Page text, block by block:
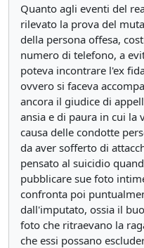
Quanto agli eventi del
rilevato la prova del
della persona offesa,
numero di telefono, a
poteva incontrare l'ex
ovvero si faceva
ancora il giudice di
ansia e di paura in cui la
causa delle condotte
da aver sofferto di
pensato al suicidio
pubblicare sue foto
confronta poi
dall'imputato, ossia il
foto che ritraevano la
che essi possano